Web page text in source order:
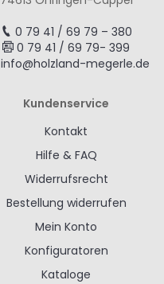
0 79 41 / 69 79 – 380
0 79 41 / 69 79- 399
info@holzland-megerle.de
Kundenservice
Kontakt
Hilfe & FAQ
Widerrufsrecht
Bestellung widerrufen
Mein Konto
Konfiguratoren
Kataloge